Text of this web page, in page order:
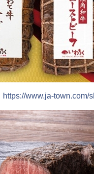
https://www.ja-town.com/